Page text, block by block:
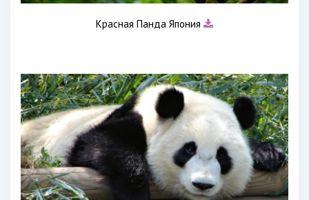
Красная Панда Япония